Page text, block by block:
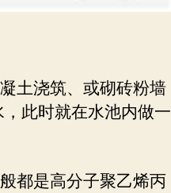
土浇筑、或砌砖粉墙
此时就在水池内做一
都是高分子聚乙烯丙